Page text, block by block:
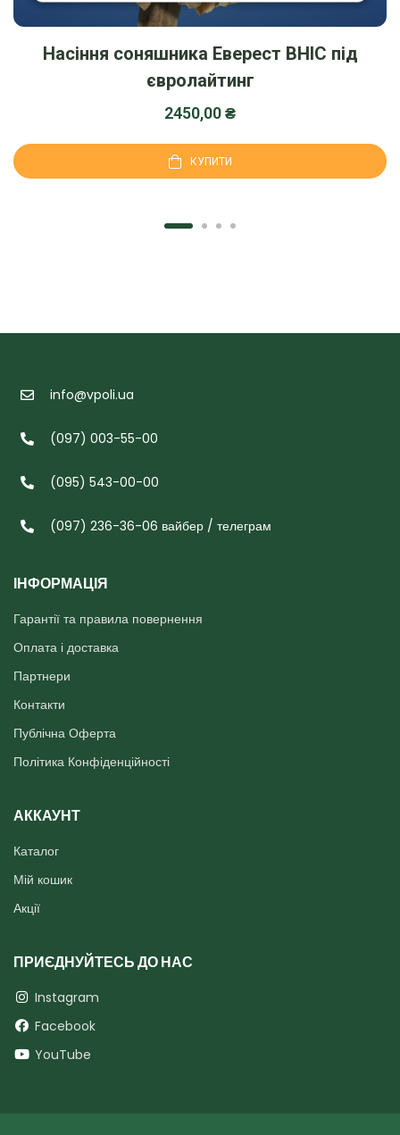
Насіння соняшника Еверест ВНІС під
євролайтинг
2450,00₴
КУПИТИ
info@vpoli.ua
(097) 003-55-00
(095) 543-00-00
(097) 236-36-06 вайбер / телеграм
ІНФОРМАЦІЯ
Гарантії та правила повернення
Оплата і доставка
Партнери
Контакти
Публічна Оферта
Політика Конфіденційності
АККАУНТ
Каталог
Мій кошик
Акції
ПРИЄДНУЙТЕСЬ ДО НАС
Instagram
Facebook
YouTube